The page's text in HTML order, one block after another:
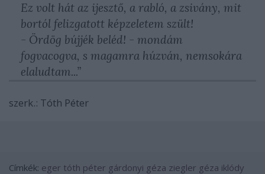
Ez volt hát az ijesztő, a rabló, a zsivány, mit
bortól felizgatott képzeletem szült!
- Ördög bújjék beléd! - mondám
fogvacogva, s magamra húzván, nemsokára
elaludtam...”
szerk.: Tóth Péter
Címkék: eger tóth péter gárdonyi géza ziegler géza iklódy